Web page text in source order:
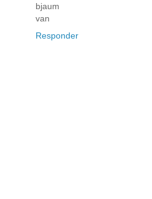
bjaum
van
Responder